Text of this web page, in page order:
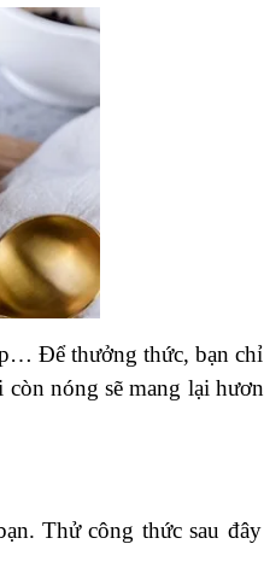
Để thưởng thức, bạn
nóng sẽ mang lại
Thử công thức sau đây